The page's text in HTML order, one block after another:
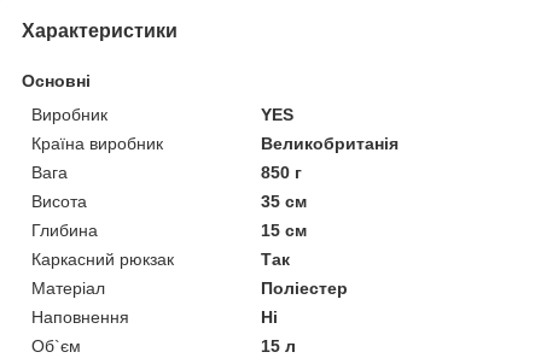
Характеристики
Основні
Виробник
YES
Країна виробник
Великобританія
Вага
850 г
Висота
35 см
Глибина
15 см
Каркасний рюкзак
Так
Матеріал
Поліестер
Наповнення
Ні
Об`єм
15 л